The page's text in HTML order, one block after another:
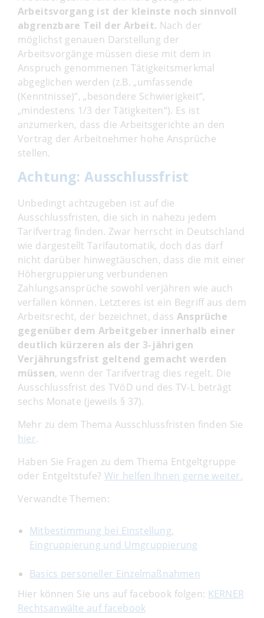
Arbeitsvorgang ist der kleinste noch sinnvoll
abgrenzbare Teil der Arbeit. Nach der
möglichst genauen Darstellung der
Arbeitsvorgänge müssen diese mit dem in
Anspruch genommenen Tätigkeitsmerkmal
abgeglichen werden (z.B. „umfassende
(Kenntnisse)“, „besondere Schwierigkeit“,
„mindestens 1/3 der Tätigkeiten“). Es ist
anzumerken, dass die Arbeitsgerichte an den
Vortrag der Arbeitnehmer hohe Ansprüche
stellen.
Achtung: Ausschlussfrist
Unbedingt achtzugeben ist auf die
Ausschlussfristen, die sich in nahezu jedem
Tarifvertrag finden. Zwar herrscht in Deutschland
wie dargestellt Tarifautomatik, doch das darf
nicht darüber hinwegtäuschen, dass die mit einer
Höhergruppierung verbundenen
Zahlungsansprüche sowohl verjähren wie auch
verfallen können. Letzteres ist ein Begriff aus dem
Arbeitsrecht, der bezeichnet, dass Ansprüche
gegenüber dem Arbeitgeber innerhalb einer
deutlich kürzeren als der 3-jährigen
Verjährungsfrist geltend gemacht werden
müssen, wenn der Tarifvertrag dies regelt. Die
Ausschlussfrist des TVöD und des TV-L beträgt
sechs Monate (jeweils § 37).
Mehr zu dem Thema Ausschlussfristen finden Sie
hier.
Haben Sie Fragen zu dem Thema Entgeltgruppe
oder Entgeltstufe? Wir helfen Ihnen gerne weiter.
Verwandte Themen:
Mitbestimmung bei Einstellung,
Eingruppierung und Umgruppierung
Basics personeller Einzelmaßnahmen
Hier können Sie uns auf facebook folgen: KERNER
Rechtsanwälte auf facebook